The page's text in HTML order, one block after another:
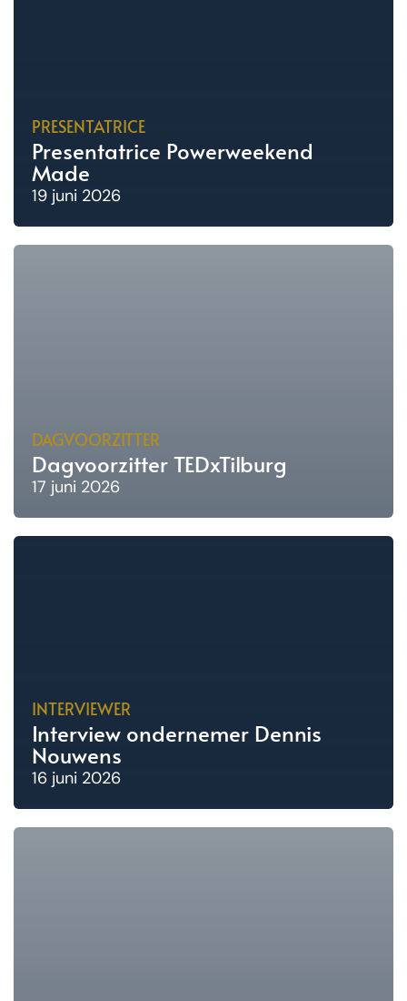
PRESENTATRICE
Presentatrice Powerweekend
Made
19 juni 2026
DAGVOORZITTER
Dagvoorzitter TEDxTilburg
17 juni 2026
INTERVIEWER
Interview ondernemer Dennis
Nouwens
16 juni 2026